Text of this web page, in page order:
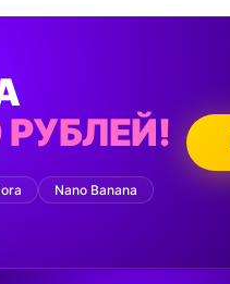
РУБЛЕЙ!
Nano Banana